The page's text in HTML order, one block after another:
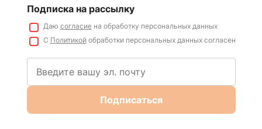
Подписка на рассылку
Даю согласиена обработку персональных данных
С Политикойобработки персональных данных согласен
Подписаться